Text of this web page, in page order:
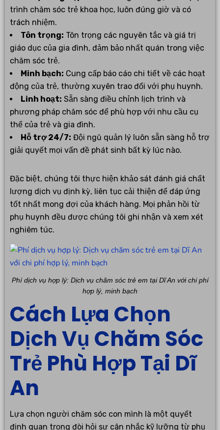
trình chăm sóc trẻ khoa học, luôn đúng giờ và có
trách nhiệm.
Tôn trọng: Tôn trọng các nguyên tắc và giá trị
giáo dục của gia đình, đảm bảo nhất quán trong việc
chăm sóc trẻ.
Minh bạch: Cung cấp báo cáo chi tiết về các hoạt
động của trẻ, thường xuyên trao đổi với phụ huynh.
Linh hoạt: Sẵn sàng điều chỉnh lịch trình và
phương pháp chăm sóc để phù hợp với nhu cầu cụ
thể của trẻ và gia đình.
Hỗ trợ 24/7: Đội ngũ quản lý luôn sẵn sàng hỗ trợ
giải quyết mọi vấn đề phát sinh bất kỳ lúc nào.
Đặc biệt, chúng tôi thực hiện khảo sát đánh giá chất
lượng dịch vụ định kỳ, liên tục cải thiện để đáp ứng
tốt nhất mong đợi của khách hàng. Mọi phản hồi từ
phụ huynh đều được chúng tôi ghi nhận và xem xét
nghiêm túc.
Phí dịch vụ hợp lý: Dịch vụ chăm sóc trẻ em tại Dĩ An với chi phí
hợp lý, minh bạch
Cách Lựa Chọn
Dịch Vụ Chăm Sóc
Trẻ Phù Hợp Tại Dĩ
An
Lựa chọn người chăm sóc con mình là một quyết
định quan trọng đòi hỏi sự cân nhắc kỹ lưỡng từ phụ